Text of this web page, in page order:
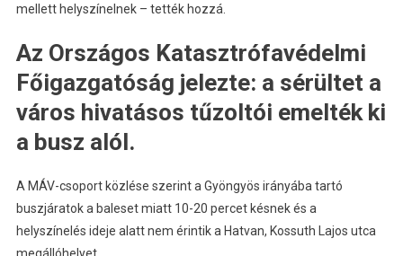
mellett helyszínelnek – tették hozzá.
Az Országos Katasztrófavédelmi
Főigazgatóság jelezte: a sérültet a
város hivatásos tűzoltói emelték ki
a busz alól.
A MÁV-csoport közlése szerint a Gyöngyös irányába tartó
buszjáratok a baleset miatt 10-20 percet késnek és a
helyszínelés ideje alatt nem érintik a Hatvan, Kossuth Lajos utca